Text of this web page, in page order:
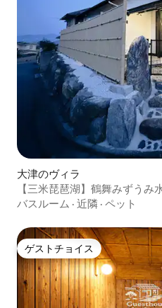
大津のヴィラ
【三米琵琶湖】鶴舞みずうみ
ーヒービワレイク
バスルーム · 近隣 · ペット
ゲストチョイス
ゲストチョイス